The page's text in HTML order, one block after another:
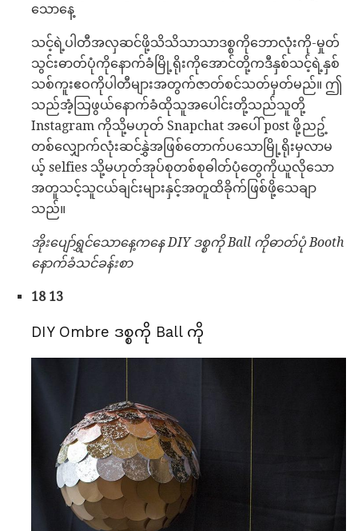
သောနေ့
သင့်ရဲ့ပါတီအလှဆင်ဖို့သိသိသာသာဒစ္စကိုဘောလုံးကို-မှုတ်
သွင်းဓာတ်ပုံကိုနောက်ခံမြို့ရိုးကိုအောင်တို့ကဒီနှစ်သင့်ရဲ့နှစ်
သစ်ကူးဧဝကိုပါတီများအတွက်ဇာတ်စင်သတ်မှတ်မည်။ ဤ
သည်အံ့သြဖွယ်နောက်ခံထိုသူအပေါင်းတို့သည်သူတို့
Instagram ကိုသို့မဟုတ် Snapchat အပေါ် post ဖို့ညဥ့်
တစ်လျှောက်လုံးဆင်နွှဲအဖြစ်တောက်ပသောမြို့ရိုးမှလာမ
ယ့် selfies သို့မဟုတ်အုပ်စုတစ်စုဓါတ်ပုံတွေကိုယူလိုသော
အတူသင့်သူငယ်ချင်းများနှင့်အတူထိခိုက်ဖြစ်ဖို့သေချာ
သည်။
အိုးပျော်ရွှင်သောနေ့ကနေ DIY ဒစ္စကို Ball ကိုဓာတ်ပုံ Booth
နောက်ခံသင်ခန်းစာ
18 13
DIY Ombre ဒစ္စကို Ball ကို